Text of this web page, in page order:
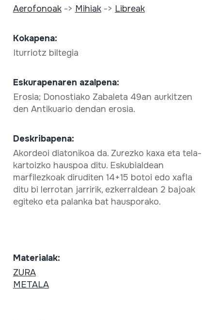
Aerofonoak-> Mihiak-> Libreak
Kokapena:
Iturriotz biltegia
Eskurapenaren azalpena:
Erosia; Donostiako Zabaleta 49an aurkitzen
den Antikuario dendan erosia.
Deskribapena:
Akordeoi diatonikoa da. Zurezko kaxa eta tela-
kartoizko hauspoa ditu. Eskubialdean
marfilezkoak diruditen 14+15 botoi edo xafla
ditu bi lerrotan jarririk, ezkerraldean 2 bajoak
egiteko eta palanka bat hausporako.
Materialak:
ZURA
METALA